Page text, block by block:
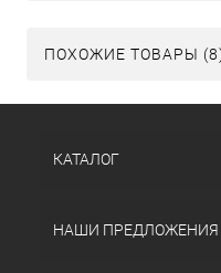
ПОХОЖИЕ ТОВАРЫ
КАТАЛОГ
НАШИ ПРЕДЛОЖЕНИЯ